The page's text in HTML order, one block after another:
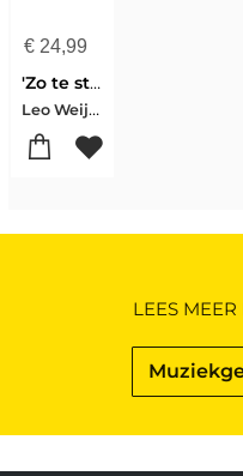
€24,99
'Zo te sterven op het water; een boek voor de overlevenden'
Leo Weijers
LEES